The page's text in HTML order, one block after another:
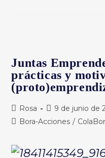
Juntas
prácticas y
Autor
de
Rosa
Publicación
de
9 de junio de
Categoría
entrada:
Bora-Acciones /